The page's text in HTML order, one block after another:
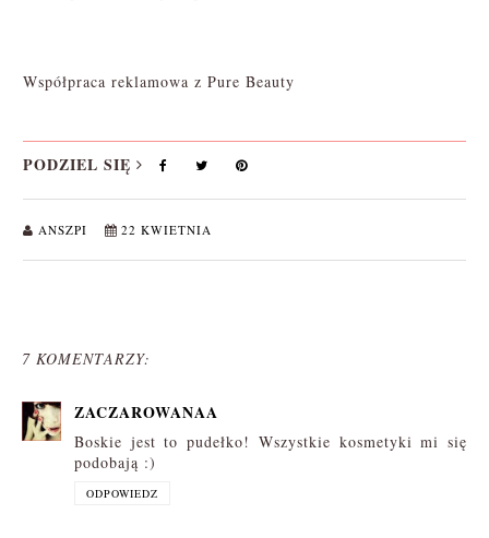
Współpraca reklamowa z Pure Beauty
PODZIEL SIĘ
ANSZPI 22 KWIETNIA
7 KOMENTARZY:
ZACZAROWANAA
Boskie jest to pudełko! Wszystkie kosmetyki mi się
podobają :)
ODPOWIEDZ